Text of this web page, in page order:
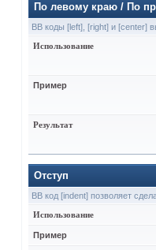
По левому краю / По
BB коды [left], [right] и [center]
Использование
Пример
Результат
Отступ
BB код [indent] позволяет
Использование
Пример